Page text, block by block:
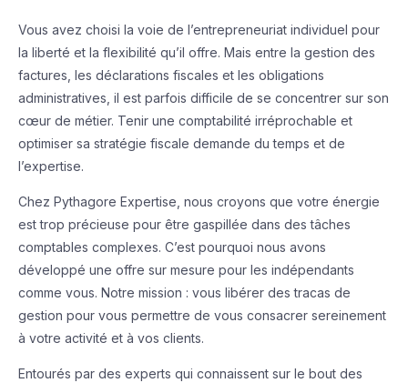
Vous avez choisi la voie de l’entrepreneuriat individuel pour
la liberté et la flexibilité qu’il offre. Mais entre la gestion des
factures, les déclarations fiscales et les obligations
administratives, il est parfois difficile de se concentrer sur son
cœur de métier. Tenir une comptabilité irréprochable et
optimiser sa stratégie fiscale demande du temps et de
l’expertise.
Chez Pythagore Expertise, nous croyons que votre énergie
est trop précieuse pour être gaspillée dans des tâches
comptables complexes. C’est pourquoi nous avons
développé une offre sur mesure pour les indépendants
comme vous. Notre mission : vous libérer des tracas de
gestion pour vous permettre de vous consacrer sereinement
à votre activité et à vos clients.
Entourés par des experts qui connaissent sur le bout des